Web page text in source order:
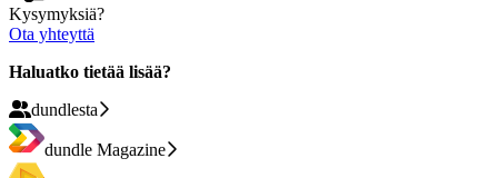
Kysymyksiä?
Ota yhteyttä
Haluatko tietää lisää?
dundlesta
dundle Magazine